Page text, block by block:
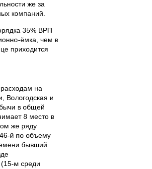
же за
компаний.
35% ВРП
ёмка, чем в
приходится
на
Вологодская и
в общей
8 место в
же ряду
й по объему
бывший
м среди